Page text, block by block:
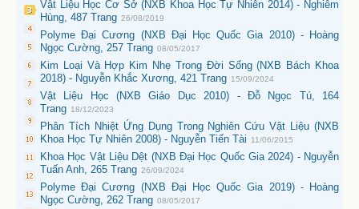
Vật Liệu Học Cơ Sở (NXB Khoa Học Tự Nhiên 2014) - Nghiêm
Hùng, 487 Trang 26/08/2019
Polyme Đại Cương (NXB Đại Học Quốc Gia 2010) - Hoàng
Ngọc Cường, 257 Trang 08/05/2017
Kim Loại Và Hợp Kim Nhẹ Trong Đời Sống (NXB Bách Khoa
2018) - Nguyễn Khắc Xương, 421 Trang 15/09/2024
Vật Liệu Học (NXB Giáo Dục 2010) - Đỗ Ngọc Tú, 164
Trang 18/12/2023
Phân Tích Nhiệt Ứng Dụng Trong Nghiên Cứu Vật Liệu (NXB
Khoa Học Tự Nhiên 2008) - Nguyễn Tiến Tài
11/06/2015
Khoa Học Vật Liệu Dệt (NXB Đại Học Quốc Gia 2024) - Nguyễn
Tuấn Anh, 265 Trang 26/09/2024
Polyme Đại Cương (NXB Đại Học Quốc Gia 2019) - Hoàng
Ngọc Cường, 262 Trang 08/05/2017